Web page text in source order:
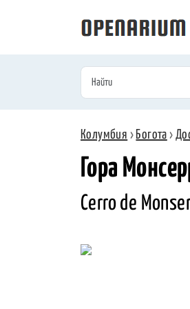
Колумбия › Богота ›
Гора
Cerro de